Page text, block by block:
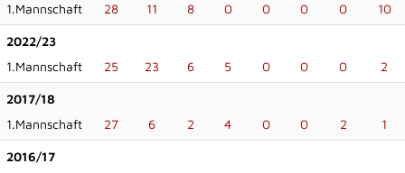
1.Mannschaft
28 11 8 0 0 0 0 10
2022/23
1.Mannschaft
25 23 6 5 0 0 0 2
2017/18
1.Mannschaft
27 6 2 4 0 0 2 1
2016/17